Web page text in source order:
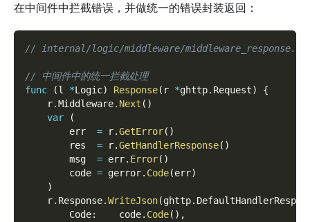
在中间件中拦截错误，并做统一的错误封装返回：
// internal/logic/middleware/middleware_response.go
// 中间件中的统一拦截处理
func
(l *Logic) Response( r *ghttp. Request)
{
    r
.Middleware. Next ( )
var
(
        err
= r.GetError( )
        res
= r.GetHandlerResponse( )
        msg
= err. Error( )
        code
= gerror. Code(err)
)
    r
. Response.WriteJson(ghttp.
        Code
:
    code
. Code( ) ,